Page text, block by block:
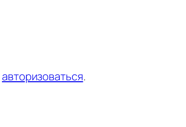
авторизоваться.